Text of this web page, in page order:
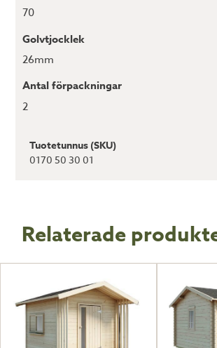
70
Golvtjocklek
26mm
Antal förpackningar
2
Tuotetunnus (SKU)
0170 50 30 01
Relaterade